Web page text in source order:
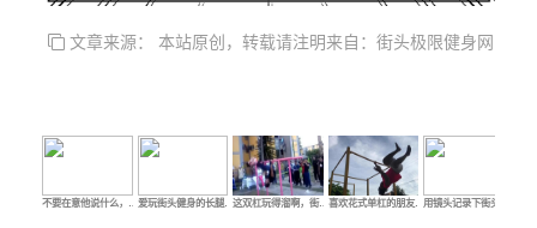
文章来源： 本站原创，转载请注明来自：街头极限健身网
不要在意他说什么，… 爱玩街头健身的长腿…这双杠玩得溜啊，街…喜欢花式单杠的朋友… 用镜头记录下街头健…